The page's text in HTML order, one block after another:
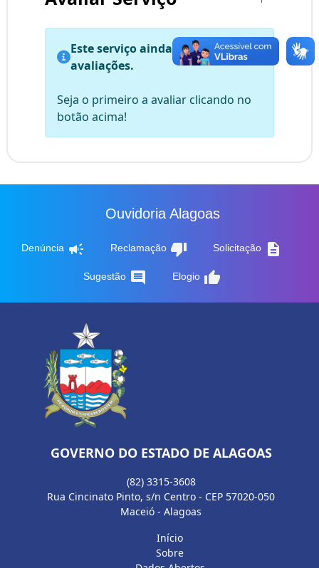
Este serviço ainda não possui
avaliações.
Seja o primeiro a avaliar clicando no
botão acima!
Ouvidoria Alagoas
Denúncia campaign Reclamação thumb_down Solicitação description
Sugestão comment Elogio thumb_up
GOVERNO DO ESTADO DE ALAGOAS
(82) 3315-3608
Rua Cincinato Pinto, s/n Centro - CEP 57020-050
Maceió - Alagoas
Início
Sobre